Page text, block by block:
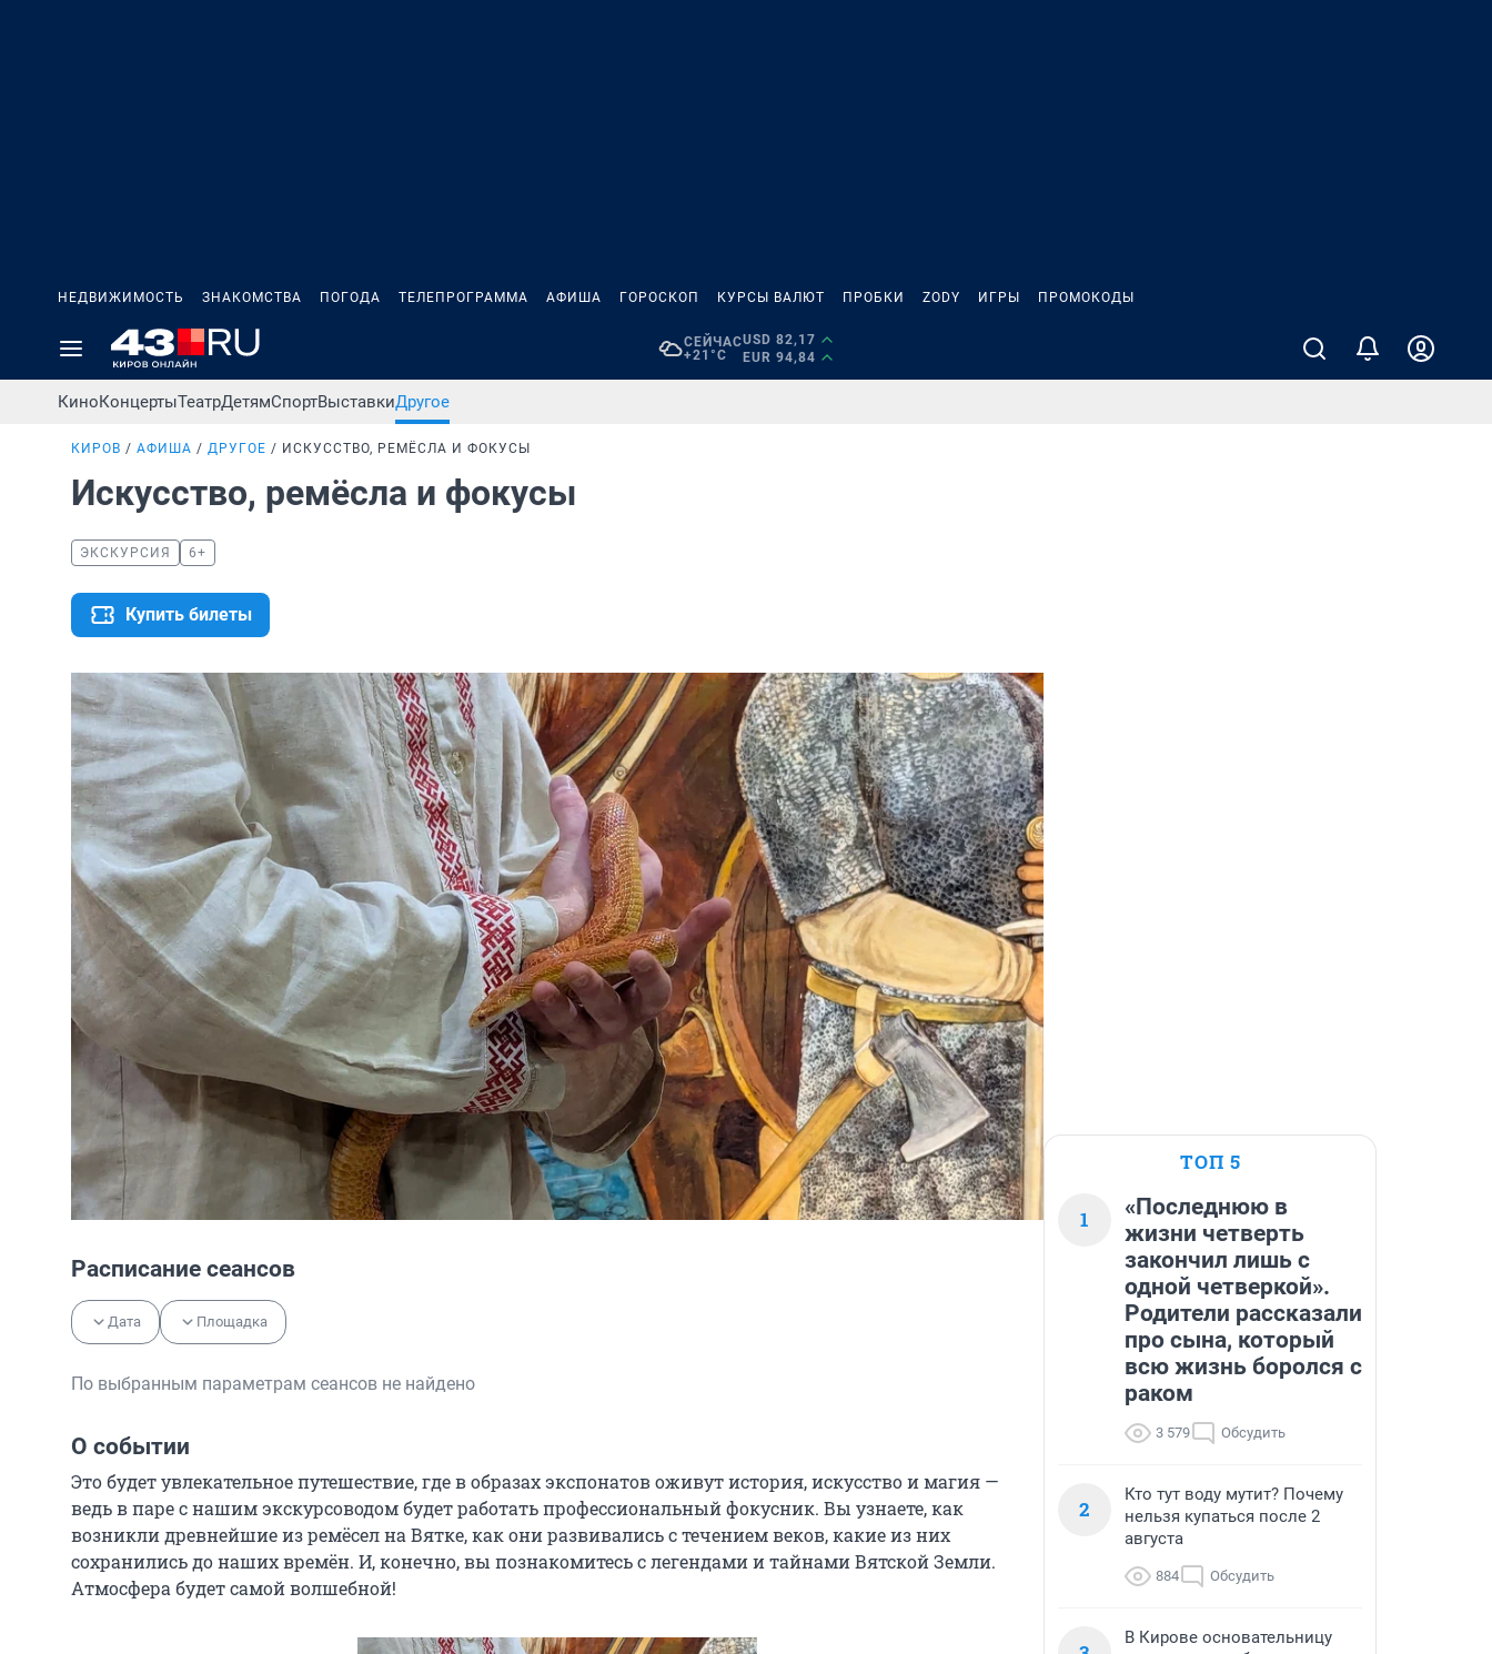
НЕДВИЖИМОСТЬ ЗНАКОМСТВА ПОГОДА ТЕЛЕПРОГРАММА АФИША ГОРОСКОП КУРСЫ ВАЛЮТ ПРОБКИ ZODY ИГРЫ ПРОМОКОДЫ
СЕЙЧАС
+21°C
USD 82,17
EUR 94,84
КиноКонцертыТеатрДетямСпортВыставкиДругое
КИРОВ АФИША ДРУГОЕ ИСКУССТВО, РЕМЁСЛА И ФОКУСЫ
Искусство, ремёсла и фокусы
ЭКСКУРСИЯ 6+
Купить билеты
Расписание сеансов
Дата Площадка
По выбранным параметрам сеансов не найдено
О событии
Это будет увлекательное путешествие, где в образах экспонатов оживут история, искусство и магия —
ведь в паре с нашим экскурсоводом будет работать профессиональный фокусник. Вы узнаете, как
возникли древнейшие из ремёсел на Вятке, как они развивались с течением веков, какие из них
сохранились до наших времён. И, конечно, вы познакомитесь с легендами и тайнами Вятской Земли.
Атмосфера будет самой волшебной!
ТОП 5
1
«Последнюю в
жизни четверть
закончил лишь с
одной четверкой».
Родители рассказали
про сына, который
всю жизнь боролся с
раком
3 579 Обсудить
2
Кто тут воду мутит? Почему
нельзя купаться после 2
августа
884 Обсудить
В Кирове основательницу